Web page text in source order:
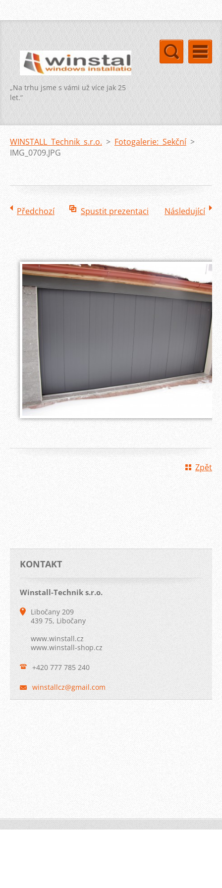
„Na trhu jsme s vámi už více jak 25
let.“
WINSTALL Technik s.r.o. > Fotogalerie: Sekční >
IMG_0709.JPG
Předchozí Spustit prezentaci Následující
Zpět
KONTAKT
Winstall-Technik s.r.o.
Libočany 209
439 75, Libočany
www.winstall.cz
www.winstall-shop.cz
+420 777 785 240
winstallcz@gmail.com